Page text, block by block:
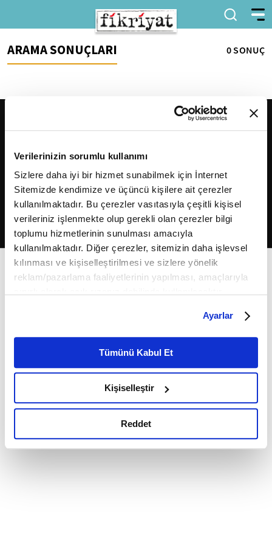
Verilerinizin sorumlu kullanımı
Sizlere daha iyi bir hizmet sunabilmek için İnternet
Sitemizde kendimize ve üçüncü kişilere ait çerezler
kullanılmaktadır. Bu çerezler vasıtasıyla çeşitli kişisel
verileriniz işlenmekte olup gerekli olan çerezler bilgi
toplumu hizmetlerinin sunulması amacıyla
kullanılmaktadır. Diğer çerezler, sitemizin daha işlevsel
kılınması ve kişiselleştirilmesi ve sizlere yönelik
reklam/pazarlama faaliyetlerinin yapılması, amaçlarıyla
belirleyebilirsiniz. Çerezlere ilişkin detaylı bilgi için
Ayarlar butonuna tıklayabilir,Çerez Bilgilendirme
Metnimizi ziyaret edebilirsiniz.
6698 sayılı Kişisel Verilerin Korunması Kanunu uyarınca
okumak ve sitemizi ziyaretiniz kapsamında
gerçekleştirilen veri işleme faaliyetleri ile ilgili daha
detaylı bilgi almak için lütfentıklayınız.
Ayarlar
Tümünü Kabul Et
Kişiselleştir
Reddet
ARAMA SONUÇLARI 0 SONUÇ
2026Fikriyat. Tüm hakları saklıdır.